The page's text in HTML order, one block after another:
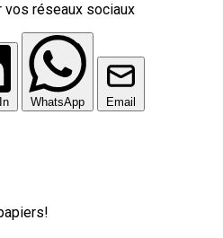
réseaux sociaux
WhatsApp Email